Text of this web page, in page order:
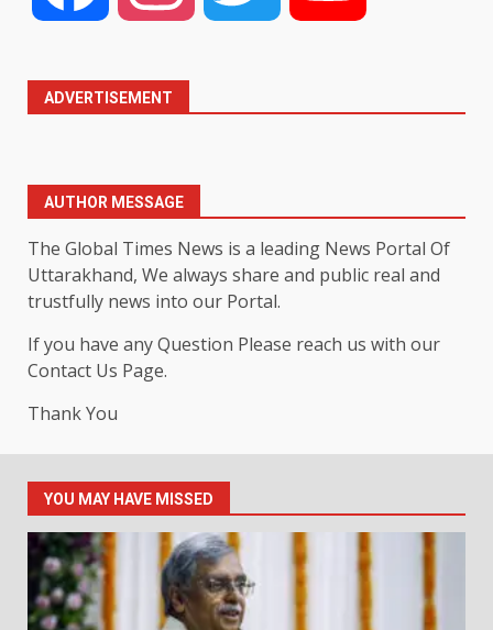
ADVERTISEMENT
AUTHOR MESSAGE
The Global Times News is a leading News Portal Of
Uttarakhand, We always share and public real and
trustfully news into our Portal.
If you have any Question Please reach us with our
Contact Us Page.
Thank You
YOU MAY HAVE MISSED